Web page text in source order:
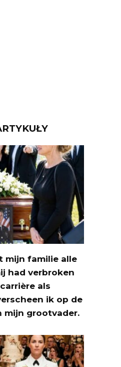
mijn familie alle
had verbroken
als
ik op de
mijn grootvader.